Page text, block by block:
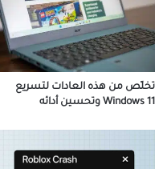
تخلّص من هذه العادات لتسريع
Windows 11 وتحسين أدائه